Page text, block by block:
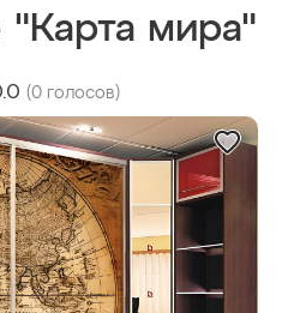
мира"
(0 голосов)